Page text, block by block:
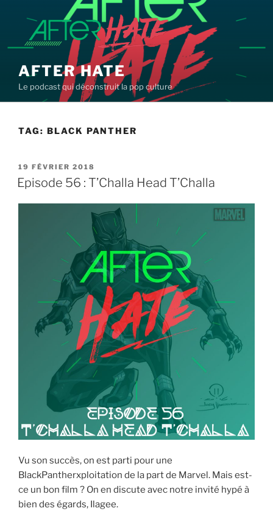
contenu
principal
AFTER HATE
Le podcast qui déconstruit la pop culture
TAG: BLACK PANTHER
PUBLIÉ
LE
19 FÉVRIER 2018
Episode 56 : T’Challa Head T’Challa
Vu son succès, on est parti pour une
BlackPantherxploitation de la part de Marvel. Mais est-
ce un bon film ? On en discute avec notre invité hypé à
bien des égards, Ilagee.